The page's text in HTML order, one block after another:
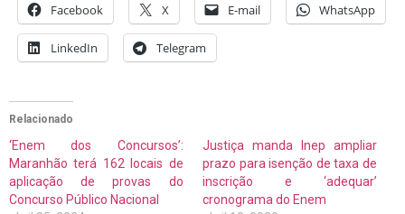
Facebook X E-mail WhatsApp
LinkedIn Telegram
Relacionado
‘Enem dos Concursos’:
Maranhão terá 162 locais de
aplicação de provas do
Concurso Público Nacional
Justiça manda Inep ampliar
prazo para isenção de taxa de
inscrição e ‘adequar’
cronograma do Enem